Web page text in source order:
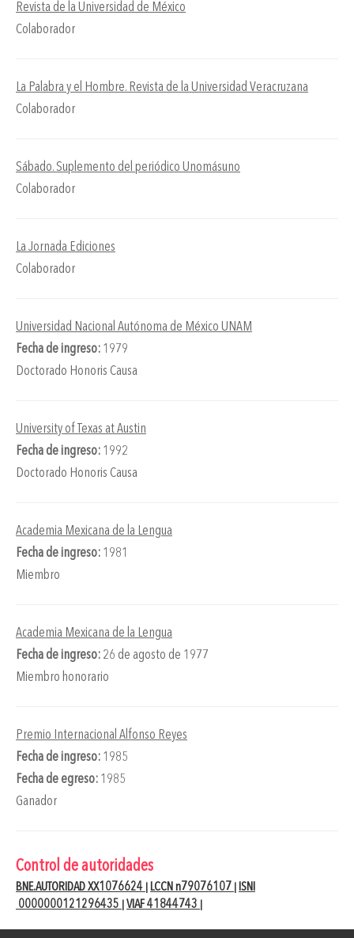
Revista de la Universidad de México
Colaborador
La Palabra y el Hombre. Revista de la Universidad Veracruzana
Colaborador
Sábado. Suplemento del periódico Unomásuno
Colaborador
La Jornada Ediciones
Colaborador
Universidad Nacional Autónoma de México UNAM
Fecha de ingreso: 1979
Doctorado Honoris Causa
University of Texas at Austin
Fecha de ingreso: 1992
Doctorado Honoris Causa
Academia Mexicana de la Lengua
Fecha de ingreso: 1981
Miembro
Academia Mexicana de la Lengua
Fecha de ingreso: 26 de agosto de 1977
Miembro honorario
Premio Internacional Alfonso Reyes
Fecha de ingreso: 1985
Fecha de egreso: 1985
Ganador
Control de autoridades
BNE.AUTORIDAD XX1076624 LCCN n79076107
ISNI
0000000121296435
VIAF 41844743